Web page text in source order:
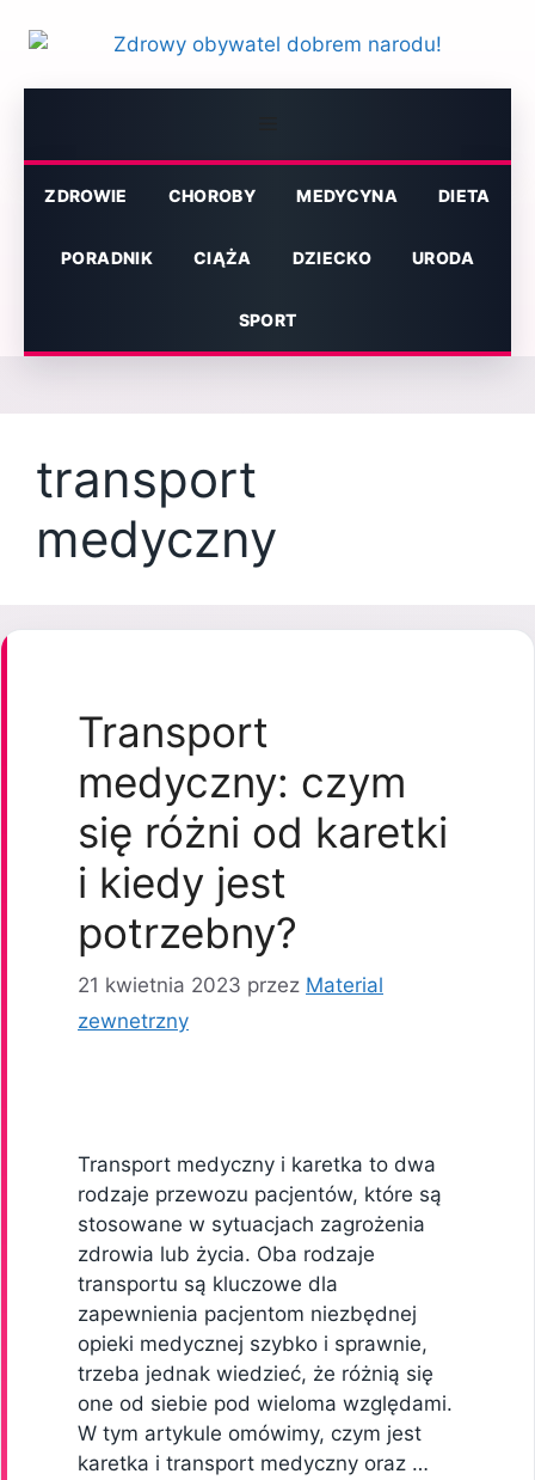
ZDROWIE CHOROBY MEDYCYNA DIETA
PORADNIK CIĄŻA DZIECKO URODA
SPORT
transport
medyczny
Transport
medyczny: czym
się różni od karetki
i kiedy jest
potrzebny?
21 kwietnia 2023 przez Material
zewnetrzny
Transport medyczny i karetka to dwa
rodzaje przewozu pacjentów, które są
stosowane w sytuacjach zagrożenia
zdrowia lub życia. Oba rodzaje
transportu są kluczowe dla
zapewnienia pacjentom niezbędnej
opieki medycznej szybko i sprawnie,
trzeba jednak wiedzieć, że różnią się
one od siebie pod wieloma względami.
W tym artykule omówimy, czym jest
karetka i transport medyczny oraz …